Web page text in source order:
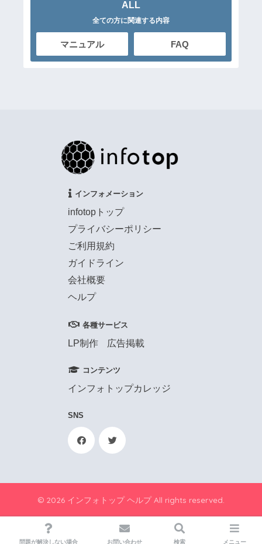
ALL
全ての方に関連する内容
マニュアル FAQ
インフォメーション
infotopトップ
プライバシーポリシー
ご利用規約
ガイドライン
会社概要
ヘルプ
各種サービス
LP制作 広告掲載
コンテンツ
インフォトップカレッジ
SNS
© 2026 インフォトップ ヘルプ All rights reserved.
問題が解決しない場合 お問い合わせ 検索 メニュー